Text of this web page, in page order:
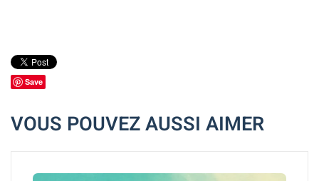
Save
VOUS POUVEZ AUSSI AIMER